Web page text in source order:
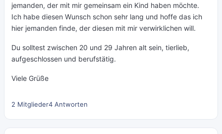
jemanden, der mit mir gemeinsam ein Kind haben möchte.
Ich habe diesen Wunsch schon sehr lang und hoffe das ich
hier jemanden finde, der diesen mit mir verwirklichen will.
Du solltest zwischen 20 und 29 Jahren alt sein, tierlieb,
aufgeschlossen und berufstätig.
Viele Grüße
2 Mitglieder4 Antworten